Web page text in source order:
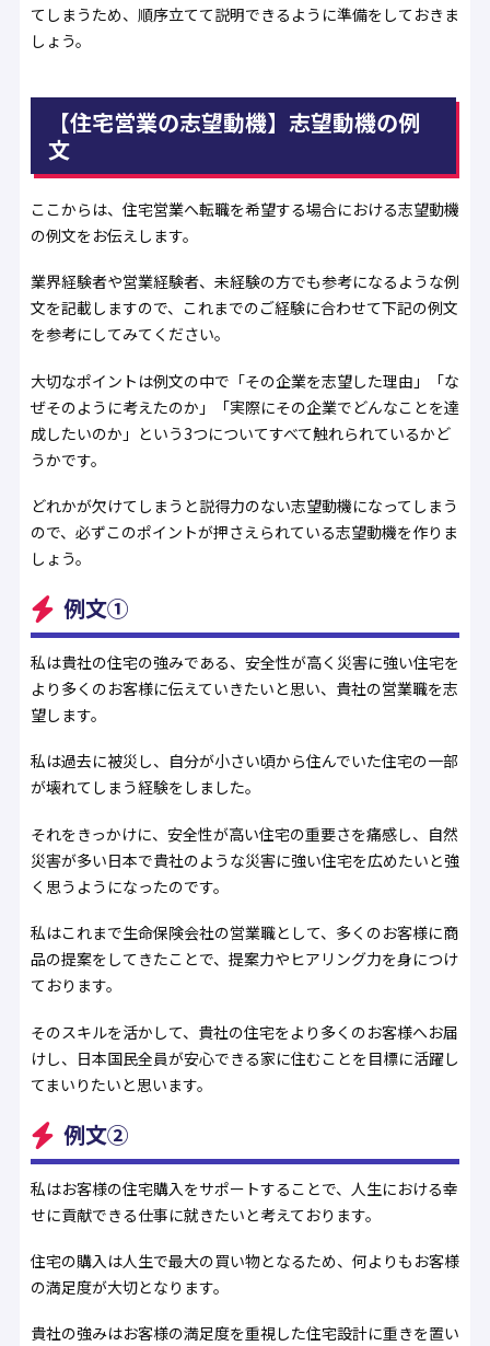
てしまうため、順序立てて説明できるように準備をしておきま
しょう。
【住宅営業の志望動機】志望動機の例
文
ここからは、住宅営業へ転職を希望する場合における志望動機
の例文をお伝えします。
業界経験者や営業経験者、未経験の方でも参考になるような例
文を記載しますので、これまでのご経験に合わせて下記の例文
を参考にしてみてください。
大切なポイントは例文の中で「その企業を志望した理由」「な
ぜそのように考えたのか」「実際にその企業でどんなことを達
成したいのか」という3つについてすべて触れられているかど
うかです。
どれかが欠けてしまうと説得力のない志望動機になってしまう
ので、必ずこのポイントが押さえられている志望動機を作りま
しょう。
例文①
私は貴社の住宅の強みである、安全性が高く災害に強い住宅を
より多くのお客様に伝えていきたいと思い、貴社の営業職を志
望します。
私は過去に被災し、自分が小さい頃から住んでいた住宅の一部
が壊れてしまう経験をしました。
それをきっかけに、安全性が高い住宅の重要さを痛感し、自然
災害が多い日本で貴社のような災害に強い住宅を広めたいと強
く思うようになったのです。
私はこれまで生命保険会社の営業職として、多くのお客様に商
品の提案をしてきたことで、提案力やヒアリング力を身につけ
ております。
そのスキルを活かして、貴社の住宅をより多くのお客様へお届
けし、日本国民全員が安心できる家に住むことを目標に活躍し
てまいりたいと思います。
例文②
私はお客様の住宅購入をサポートすることで、人生における幸
せに貢献できる仕事に就きたいと考えております。
住宅の購入は人生で最大の買い物となるため、何よりもお客様
の満足度が大切となります。
貴社の強みはお客様の満足度を重視した住宅設計に重きを置い